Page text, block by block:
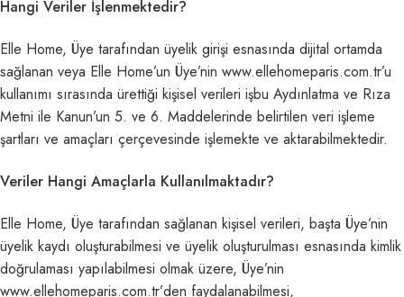
Hangi Veriler İşlenmektedir?
Elle Home, Üye tarafından üyelik girişi esnasında dijital ortamda
sağlanan veya Elle Home’un Üye’nin www.ellehomeparis.com.tr’u
kullanımı sırasında ürettiği kişisel verileri işbu Aydınlatma ve Rıza
Metni ile Kanun’un 5. ve 6. Maddelerinde belirtilen veri işleme
şartları ve amaçları çerçevesinde işlemekte ve aktarabilmektedir.
Veriler Hangi Amaçlarla Kullanılmaktadır?
Elle Home, Üye tarafından sağlanan kişisel verileri, başta Üye’nin
üyelik kaydı oluşturabilmesi ve üyelik oluşturulması esnasında kimlik
doğrulaması yapılabilmesi olmak üzere, Üye’nin
www.ellehomeparis.com.tr’den faydalanabilmesi,